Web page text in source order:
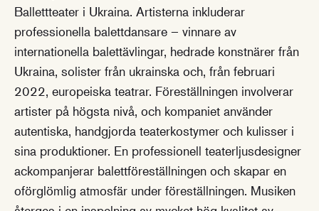
Ballettteater i Ukraina. Artisterna inkluderar
professionella balettdansare – vinnare av
internationella balettävlingar, hedrade konstnärer från
Ukraina, solister från ukrainska och, från februari
2022, europeiska teatrar. Föreställningen involverar
artister på högsta nivå, och kompaniet använder
autentiska, handgjorda teaterkostymer och kulisser i
sina produktioner. En professionell teaterljusdesigner
ackompanjerar balettföreställningen och skapar en
oförglömlig atmosfär under föreställningen. Musiken